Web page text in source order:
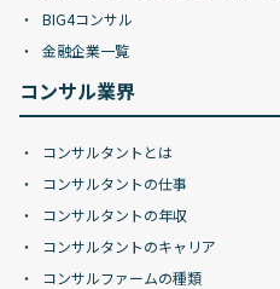
BIG4コンサル
金融企業一覧
コンサル業界
コンサルタントとは
コンサルタントの仕事
コンサルタントの年収
コンサルタントのキャリア
コンサルファームの種類